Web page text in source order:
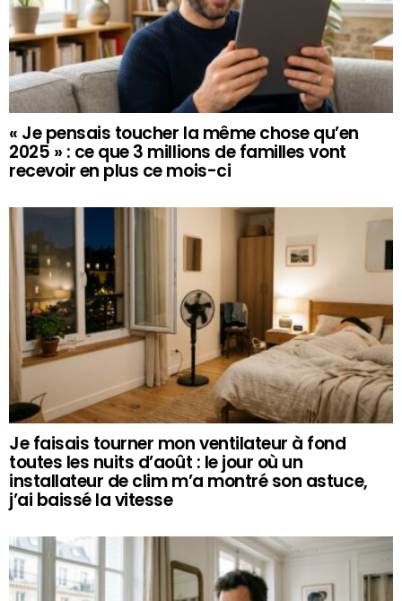
« Je pensais toucher la même chose qu’en
2025 » : ce que 3 millions de familles vont
recevoir en plus ce mois-ci
Je faisais tourner mon ventilateur à fond
toutes les nuits d’août : le jour où un
installateur de clim m’a montré son astuce,
j’ai baissé la vitesse